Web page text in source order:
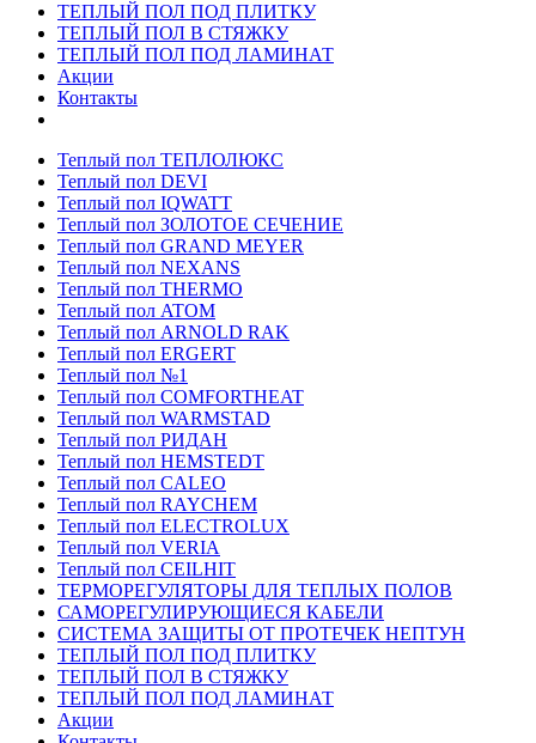
ТЕПЛЫЙ ПОЛ ПОД ПЛИТКУ
ТЕПЛЫЙ ПОЛ В СТЯЖКУ
ТЕПЛЫЙ ПОЛ ПОД ЛАМИНАТ
Акции
Контакты
Теплый пол ТЕПЛОЛЮКС
Теплый пол DEVI
Теплый пол IQWATT
Теплый пол ЗОЛОТОЕ СЕЧЕНИЕ
Теплый пол GRAND MEYER
Теплый пол NEXANS
Теплый пол THERMO
Теплый пол ATOM
Теплый пол ARNOLD RAK
Теплый пол ERGERT
Теплый пол №1
Теплый пол COMFORTHEAT
Теплый пол WARMSTAD
Теплый пол РИДАН
Теплый пол HEMSTEDT
Теплый пол CALEO
Теплый пол RAYCHEM
Теплый пол ELECTROLUX
Теплый пол VERIA
Теплый пол CEILHIT
ТЕРМОРЕГУЛЯТОРЫ ДЛЯ ТЕПЛЫХ ПОЛОВ
САМОРЕГУЛИРУЮЩИЕСЯ КАБЕЛИ
СИСТЕМА ЗАЩИТЫ ОТ ПРОТЕЧЕК НЕПТУН
ТЕПЛЫЙ ПОЛ ПОД ПЛИТКУ
ТЕПЛЫЙ ПОЛ В СТЯЖКУ
ТЕПЛЫЙ ПОЛ ПОД ЛАМИНАТ
Акции